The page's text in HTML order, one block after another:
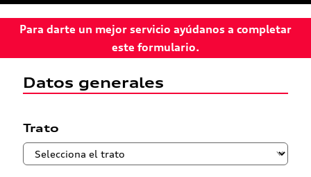
Para darte un mejor servicio ayúdanos a completar
este formulario.
Datos generales
Trato